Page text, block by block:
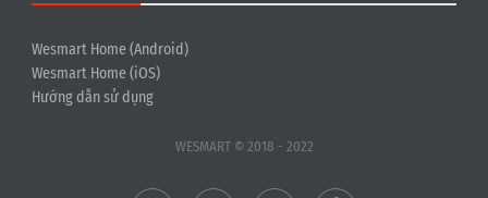
Wesmart Home (Android)
Wesmart Home (iOS)
Hướng dẫn sử dụng
WESMART © 2018 - 2022